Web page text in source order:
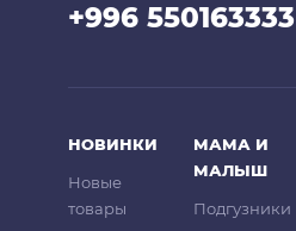
+996 550163333
НОВИНКИ
Новые
товары
МАМА И
МАЛЫШ
Подгузники